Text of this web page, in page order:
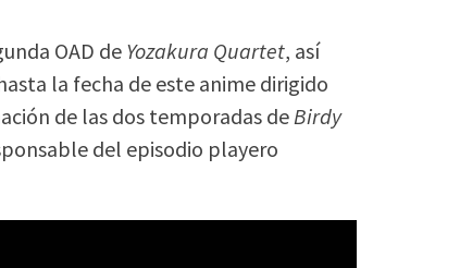
OAD de Yozakura Quartet, así
la fecha de este anime dirigido
de las dos temporadas deBirdy
del episodio playero